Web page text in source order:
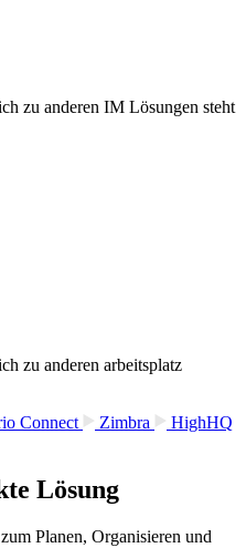
zu anderen IM Lösungen steht
zu anderen arbeitsplatz
Connect Zimbra
HighHQ
Lösung
Planen, Organisieren und